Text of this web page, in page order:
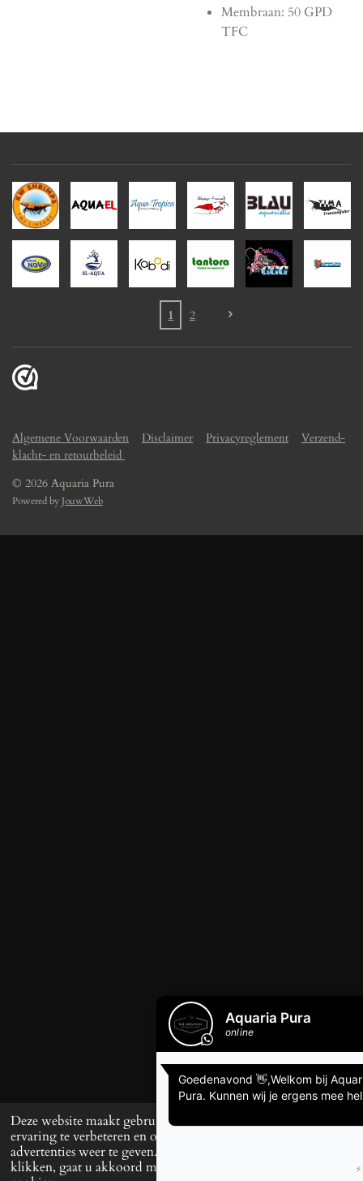
Deze website maakt gebruik van cookies om uw
ervaring te verbeteren en op maat gemaakte
advertenties weer te geven. Door op ‘Accepteren’ te
klikken, gaat u akkoord met het gebruik van alle
Membraan: 50 GPD
TFC
1 2
Algemene Voorwaarden Disclaimer Privacyreglement
Verzend-
klacht- en retourbeleid
© 2026 Aquaria Pura
Powered by JouwWeb